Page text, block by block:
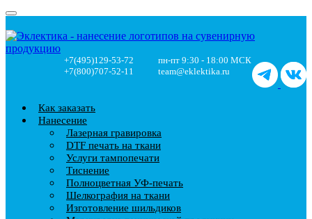
+7(495)129-53-72
+7(800)707-52-11
пн-пт 9:30 - 18:00 МСК
team@eklektika.ru
Как заказать
Нанесение
Лазерная гравировка
DTF печать на ткани
Услуги тампопечати
Тиснение
Полноцветная УФ-печать
Шелкография на ткани
Изготовление шильдиков